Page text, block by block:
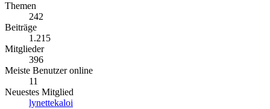
Themen
242
Beiträge
1.215
Mitglieder
396
Meiste Benutzer online
11
Neuestes Mitglied
lynettekaloi